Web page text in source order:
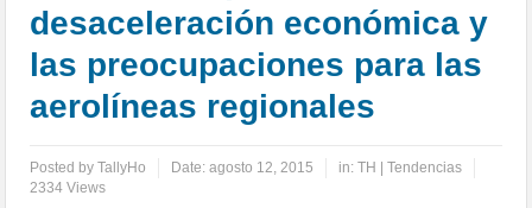
desaceleración económica y
las preocupaciones para las
aerolíneas regionales
Posted byTallyHo Date:agosto 12, 2015 in:TH | Tendencias
2334 Views